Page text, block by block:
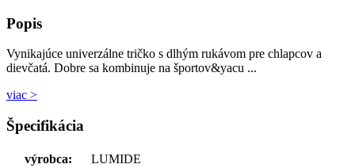
Popis
Vynikajúce univerzálne tričko s dlhým rukávom pre chlapcov a
dievčatá. Dobre sa kombinuje na športov&yacu ...
viac >
Špecifikácia
výrobca:
LUMIDE